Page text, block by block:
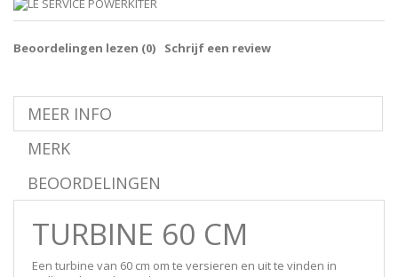
Beoordelingen lezen (0) Schrijf een review
MEER INFO
MERK
BEOORDELINGEN
TURBINE 60 CM
Een turbine van 60 cm om te versieren en uit te vinden in